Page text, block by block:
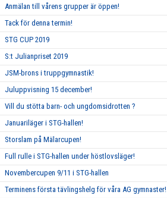
Anmälan till vårens grupper är öppen!
Tack för denna termin!
STG CUP 2019
S:t Julianpriset 2019
JSM-brons i truppgymnastik!
Juluppvisning 15 december!
Vill du stötta barn- och ungdomsidrotten ?
Januariläger i STG-hallen!
Storslam på Mälarcupen!
Full rulle i STG-hallen under höstlovsläger!
Novembercupen 9/11 i STG-hallen
Terminens första tävlingshelg för våra AG gymnaster!